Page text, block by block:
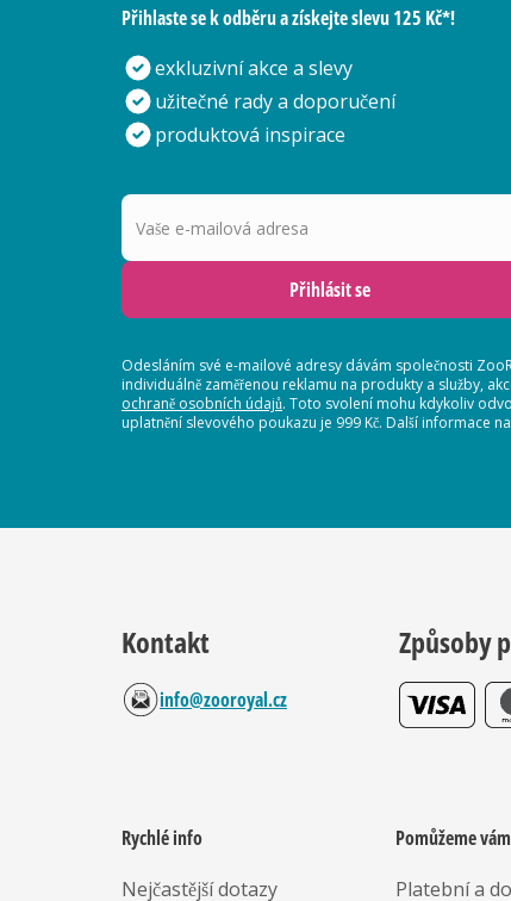
Přihlaste se k odběru a získejte slevu 125 Kč*!
exkluzivní akce a slevy
užitečné rady a doporučení
produktová inspirace
Vaše e-mailová adresa
Přihlásit se
Odesláním své e-mailové adresy dávám společnosti
individuálně zaměřenou reklamu na produkty a služby,
ochraně osobních údajů. Toto svolení mohu kdykoliv
uplatnění slevového poukazu je 999 Kč. Další informace
Kontakt
info@zooroyal.cz
Způsoby
Rychlé info
Nejčastější dotazy
Pomůžeme vám
Platební a